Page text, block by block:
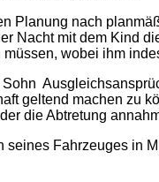
Planung nach
Nacht mit dem Kind
wobei ihm
geltend machen zu
die Abtretung
Fahrzeuges in